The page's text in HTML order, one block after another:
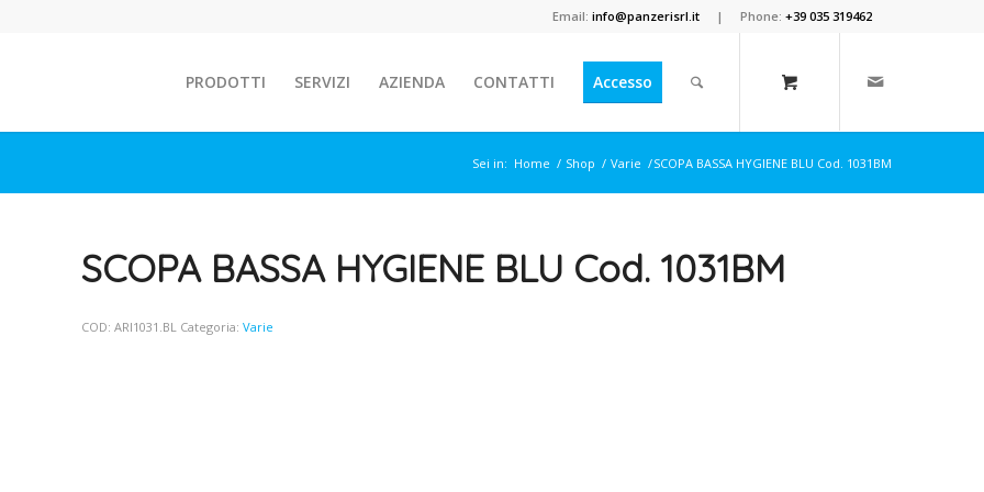
Email:info@panzerisrl.it | Phone:+39 035 319462
PRODOTTI SERVIZI AZIENDA CONTATTI Accesso
Sei in: Home / Shop / Varie /SCOPA BASSA HYGIENE BLU Cod. 1031BM
SCOPA BASSA HYGIENE BLU Cod. 1031BM
COD: ARI1031.BL Categoria: Varie